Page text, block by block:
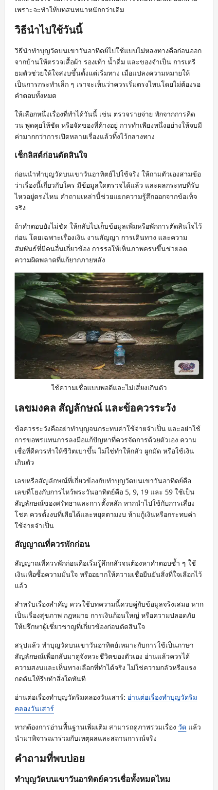
เพราะจะทำให้บทสนทนาหนักกว่าเดิม
วิธีนำไปใช้วันนี้
วิธีนำทำบุญวัดบนเขาวันอาทิตย์ไปใช้แบบไม่หลงทางคือก่อนออก
จากบ้านให้ตรวจเสื้อผ้า รองเท้า น้ำดื่ม และของจำเป็น การเตรี
ยมตัวช่วยให้ใจสงบขึ้นตั้งแต่เริ่มทาง เมื่อแปลงความหมายให้
เป็นการกระทำเล็ก ๆ เราจะเห็นว่าควรเริ่มตรงไหนโดยไม่ต้องรอ
คำตอบทั้งหมด
ให้เลือกหนึ่งเรื่องที่ทำได้วันนี้ เช่น ตรวจรายจ่าย พักจากการคิด
วน พูดคุยให้ชัด หรือจัดของที่ค้างอยู่ การทำเพียงหนึ่งอย่างให้จบมี
ค่ามากกว่าการเปิดหลายเรื่องแล้วทิ้งไว้กลางทาง
เช็กลิสต์ก่อนตัดสินใจ
ก่อนนำทำบุญวัดบนเขาวันอาทิตย์ไปใช้จริง ให้ถามตัวเองสามข้อ
ว่าเรื่องนี้เกี่ยวกับใคร มีข้อมูลใดตรวจได้แล้ว และผลกระทบที่รับ
ไหวอยู่ตรงไหน คำถามเหล่านี้ช่วยแยกความรู้สึกออกจากข้อเท็จ
จริง
ถ้าคำตอบยังไม่ชัด ให้กลับไปเก็บข้อมูลเพิ่มหรือพักการตัดสินใจไว้
ก่อน โดยเฉพาะเรื่องเงิน งานสัญญา การเดินทาง และความ
สัมพันธ์ที่มีคนอื่นเกี่ยวข้อง การรอให้เห็นภาพครบขึ้นช่วยลด
ความผิดพลาดที่แก้ยากภายหลัง
ใช้ความเชื่อแบบพอดีและไม่เสี่ยงเกินตัว
เลขมงคล สัญลักษณ์ และข้อควรระวัง
ข้อควรระวังคืออย่าทำบุญจนกระทบค่าใช้จ่ายจำเป็น และอย่าใช้
การขอพรแทนการลงมือแก้ปัญหาที่ควรจัดการด้วยตัวเอง ความ
เชื่อที่ดีควรทำให้ชีวิตเบาขึ้น ไม่ใช่ทำให้กลัว ผูกมัด หรือใช้เงิน
เกินตัว
เลขหรือสัญลักษณ์ที่เกี่ยวข้องกับทำบุญวัดบนเขาวันอาทิตย์คือ
เลขที่โยงกับการไหว้พระวันอาทิตย์คือ 5, 9, 19 และ 59 ใช้เป็น
สัญลักษณ์ของศรัทธาและการตั้งหลัก หากนำไปใช้กับการเสี่ยง
โชค ควรตั้งงบที่เสียได้และหยุดตามงบ ห้ามกู้เงินหรือกระทบค่า
ใช้จ่ายจำเป็น
สัญญาณที่ควรพักก่อน
สัญญาณที่ควรพักก่อนคือเริ่มรู้สึกกลัวจนต้องหาคำตอบซ้ำ ๆ ใช้
เงินเพื่อซื้อความมั่นใจ หรืออยากให้ความเชื่อยืนยันสิ่งที่ใจเลือกไว้
แล้ว
สำหรับเรื่องสำคัญ ควรใช้บทความนี้ควบคู่กับข้อมูลจริงเสมอ หาก
เป็นเรื่องสุขภาพ กฎหมาย การเงินก้อนใหญ่ หรือความปลอดภัย
ให้ปรึกษาผู้เชี่ยวชาญที่เกี่ยวข้องก่อนตัดสินใจ
สรุปแล้ว ทำบุญวัดบนเขาวันอาทิตย์เหมาะกับการใช้เป็นภาษา
สัญลักษณ์เพื่อกลับมาดูจังหวะชีวิตของตัวเอง อ่านแล้วควรได้
ความสงบและเห็นทางเลือกที่ทำได้จริง ไม่ใช่ความกลัวหรือแรง
กดดันให้รีบทำสิ่งใดทันที
อ่านต่อเรื่องทำบุญวัดริมคลองวันเสาร์: อ่านต่อเรื่องทำบุญวัดริม
คลองวันเสาร์
หากต้องการอ่านพื้นฐานเพิ่มเติม สามารถดูภาพรวมเรื่อง วัด แล้ว
นำมาพิจารณาร่วมกับเหตุผลและสถานการณ์จริง
คำถามที่พบบ่อย
ทำบุญวัดบนเขาวันอาทิตย์ควรเชื่อทั้งหมดไหม